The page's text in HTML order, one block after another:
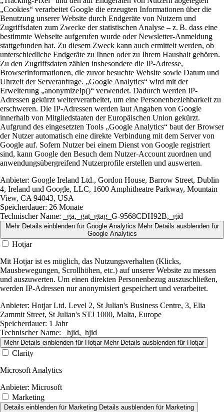
„Cookies“ verarbeitet Google die erzeugten Informationen über die
Benutzung unserer Website durch Endgeräte von Nutzern und
Zugriffsdaten zum Zwecke der statistischen Analyse – z. B. dass eine
bestimmte Webseite aufgerufen wurde oder Newsletter-Anmeldung
stattgefunden hat. Zu diesem Zweck kann auch ermittelt werden, ob
unterschiedliche Endgeräte zu Ihnen oder zu Ihrem Haushalt gehören.
Zu den Zugriffsdaten zählen insbesondere die IP-Adresse,
Browserinformationen, die zuvor besuchte Website sowie Datum und
Uhrzeit der Serveranfrage. „Google Analytics“ wird mit der
Erweiterung „anonymizeIp()“ verwendet. Dadurch werden IP-
Adressen gekürzt weiterverarbeitet, um eine Personenbeziehbarkeit zu
erschweren. Die IP-Adressen werden laut Angaben von Google
innerhalb von Mitgliedstaaten der Europäischen Union gekürzt.
Aufgrund des eingesetzten Tools „Google Analytics“ baut der Browser
der Nutzer automatisch eine direkte Verbindung mit dem Server von
Google auf. Sofern Nutzer bei einem Dienst von Google registriert
sind, kann Google den Besuch dem Nutzer-Account zuordnen und
anwendungsübergreifend Nutzerprofile erstellen und auswerten.
Anbieter: Google Ireland Ltd., Gordon House, Barrow Street, Dublin
4, Ireland und Google, LLC, 1600 Amphitheatre Parkway, Mountain
View, CA 94043, USA
Speicherdauer: 26 Monate
Technischer Name: _ga,_gat_gtag_G-9568CDH92B,_gid
Mehr Details einblendenfür Google Analytics Mehr Details ausblendenfür
Google Analytics
Hotjar
Mit Hotjar ist es möglich, das Nutzungsverhalten (Klicks,
Mausbewegungen, Scrollhöhen, etc.) auf unserer Website zu messen
und auszuwerten. Um einen direkten Personenbezug auszuschließen,
werden IP-Adressen nur anonymisiert gespeichert und verarbeitet.
Anbieter: Hotjar Ltd. Level 2, St Julian's Business Centre, 3, Elia
Zammit Street, St Julian's STJ 1000, Malta, Europe
Speicherdauer: 1 Jahr
Technischer Name: _hjid,_hjid
Mehr Details einblenden für Hotjar Mehr Details ausblenden für Hotjar
Clarity
Microsoft Analytics
Anbieter: Microsoft
Marketing
Details einblenden für Marketing Details ausblenden für Marketing